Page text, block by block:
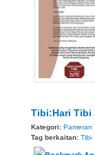
Tibi:Hari Tibi
Kategori: Pameran
Tag berkaitan: Tibi